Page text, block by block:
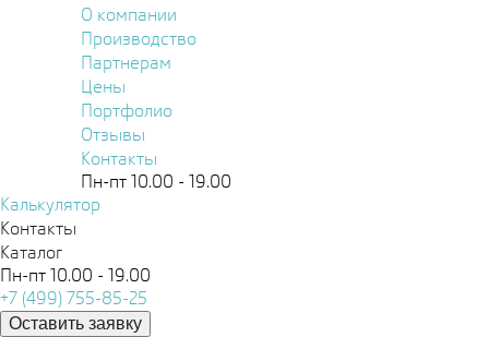
О компании
Производство
Партнерам
Цены
Портфолио
Отзывы
Контакты
Пн-пт 10.00 - 19.00
Калькулятор
Контакты
Каталог
Пн-пт 10.00 - 19.00
+7 (499) 755-85-25
Оставить заявку